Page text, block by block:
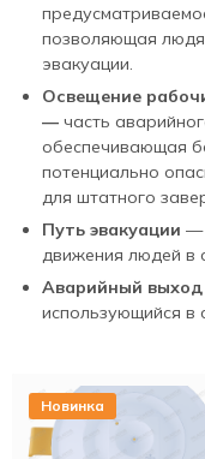
позволяющая
эвакуации.
Освещение
— часть
обеспечивающая
потенциально
для штатного
Путь эвакуации —
движения людей в
Аварийный выход
использующийся в
Новинка